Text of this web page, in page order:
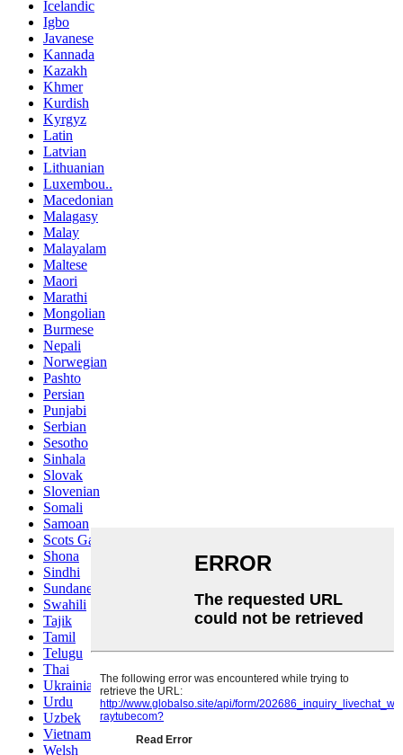
Icelandic
Igbo
Javanese
Kannada
Kazakh
Khmer
Kurdish
Kyrgyz
Latin
Latvian
Lithuanian
Luxembou..
Macedonian
Malagasy
Malay
Malayalam
Maltese
Maori
Marathi
Mongolian
Burmese
Nepali
Norwegian
Pashto
Persian
Punjabi
Serbian
Sesotho
Sinhala
Slovak
Slovenian
Somali
Samoan
Scots Gaelic
Shona
Sindhi
Sundanese
Swahili
Tajik
Tamil
Telugu
Thai
Ukrainian
Urdu
Uzbek
Vietnamese
Welsh